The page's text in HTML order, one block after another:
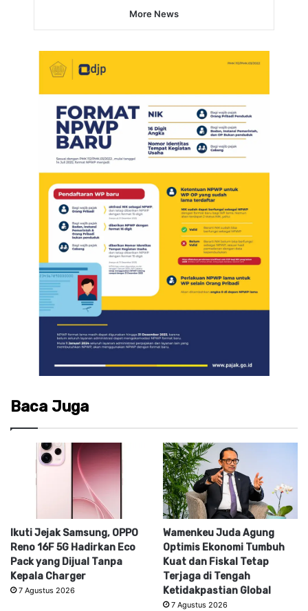
More News
Baca Juga
Ikuti Jejak Samsung, OPPO
Reno 16F 5G Hadirkan Eco
Pack yang Dijual Tanpa
Kepala Charger
7 Agustus 2026
Wamenkeu Juda Agung
Optimis Ekonomi Tumbuh
Kuat dan Fiskal Tetap
Terjaga di Tengah
Ketidakpastian Global
7 Agustus 2026